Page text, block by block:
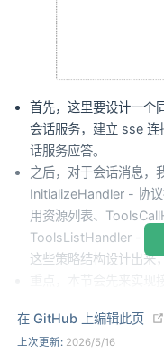
首先，这里要设计一个
会话服务，建立 sse
话服务应答。
之后，对于会话消息，
InitializeHandler - 协
用资源列表、
ToolsListHandler - 返
这些策略结构设计出来
此外，本节还会引入
sealed、permits
在 GitHub 上编辑此页
上次更新: 2026/5/16